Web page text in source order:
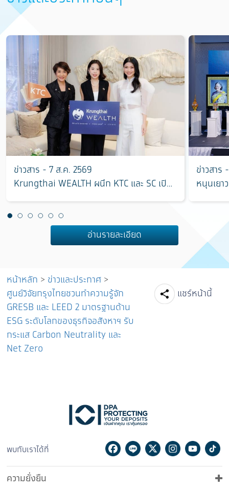
ข่าวสาร - 7 ส.ค. 2569
Krungthai WEALTH ผนึก KTC และ SC เปิด
การบริหารความมั่งคั่งครบวงจร
ข่าวสาร
หนุนเยา
อ่านรายละเอียด
หน้าหลัก > ข่าวและประกาศ >
ศูนย์วิจัยกรุงไทยชวนทำความรู้จัก
GRESB และ LEED 2 มาตรฐานด้าน
ESG ระดับโลกของธุรกิจอสังหาฯ รับ
กระแส Carbon Neutrality และ
Net Zero
แชร์หน้านี้
Facebook
Line
พบกับเราได้ที่ Facebook
LineTwitterInstagram
ความยั่งยืน